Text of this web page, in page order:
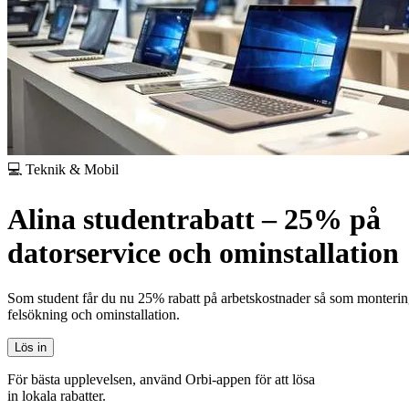
💻 Teknik & Mobil
Alina studentrabatt – 25% på
datorservice och ominstallation
Som student får du nu 25% rabatt på arbetskostnader så som
felsökning och ominstallation.
Lös in
För bästa upplevelsen, använd Orbi-appen för att lösa
in lokala rabatter.